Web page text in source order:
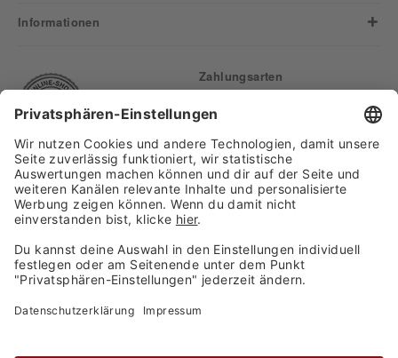
Informationen
Versand
Zahlungsarten
Finden Sie uns auf: